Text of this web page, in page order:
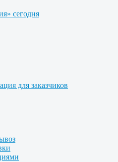
сегодня
для заказчиков